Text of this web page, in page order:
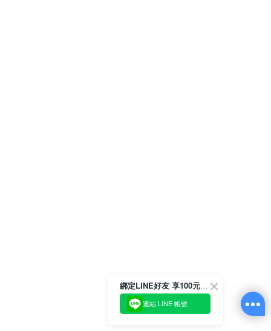
綁定LINE好友 享100元折價券
連結 LINE 帳號